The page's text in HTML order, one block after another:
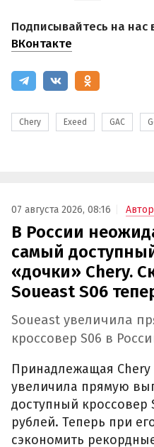
Подписывайтесь на нас
ВКонтакте
Chery Exeed GAC
07 августа 2026, 08:16
В России
самый
«дочки» Chery.
Soueast S06
Soueast увеличила
кроссовер S06 в
Принадлежащая Chery
увеличила прямую
доступный кроссовер
рублей. Теперь при
сэкономить